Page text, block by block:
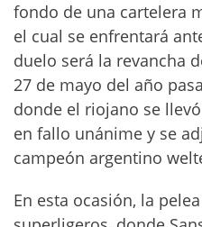
fondo de una cartelera
el cual se enfrentará
duelo será la revancha
27 de mayo del año
donde el riojano se
en fallo unánime y se
campeón argentino
En esta ocasión, la